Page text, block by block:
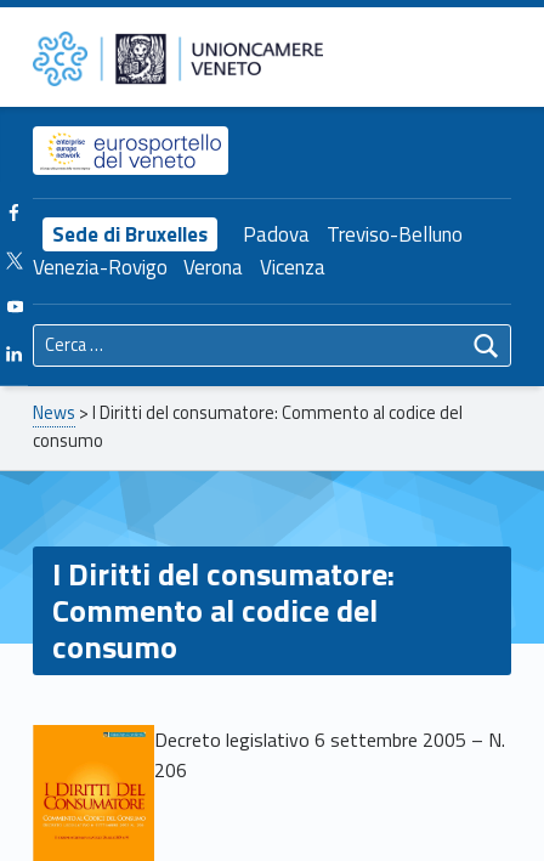
I Diritti del consumatore: Commento al codice del consumo – Unioncamere del Veneto Unioncamere del Veneto
Header info sidebar
Sede di Bruxelles Padova Treviso-Belluno
Venezia-Rovigo Verona Vicenza
Facebook Unioncamere Veneto
Twitter Unioncamere Veneto
Youtube Unioncamere Veneto
Linkedin Unioncamere Veneto
Ricerca per:
Breadcrumbs navigation
News >I Diritti del consumatore: Commento al codice del
consumo
I Diritti del consumatore:
Commento al codice del
consumo
D
Decreto legislativo 6 settembre 2005 – N.
206